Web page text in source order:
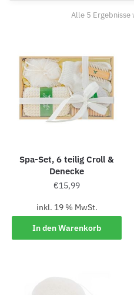
Alle 5 Ergebnisse
Spa-Set, 6 teilig Croll &
Denecke
€15,99
inkl. 19 % MwSt.
In den Warenkorb